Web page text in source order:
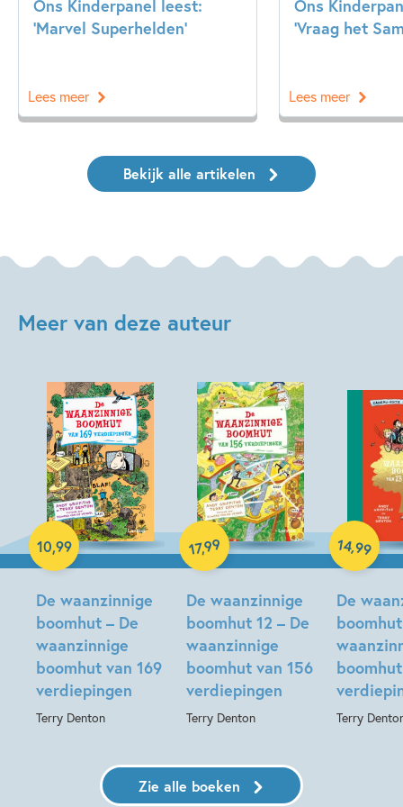
Ons Kinderpanel leest:
‘Marvel Superhelden’
Lees meer
Ons
‘Vraag het
Lees meer
Bekijk alle artikelen
Meer van deze auteur
De waanzinnige
boomhut – De
waanzinnige
boomhut van 169
verdiepingen
Terry Denton
10,99
E-book
De waanzinnige
boomhut 12 – De
waanzinnige
boomhut van 156
verdiepingen
Terry Denton
17,99
Hardcover
De
Terry
14,99
Hardcover
Zie alle boeken